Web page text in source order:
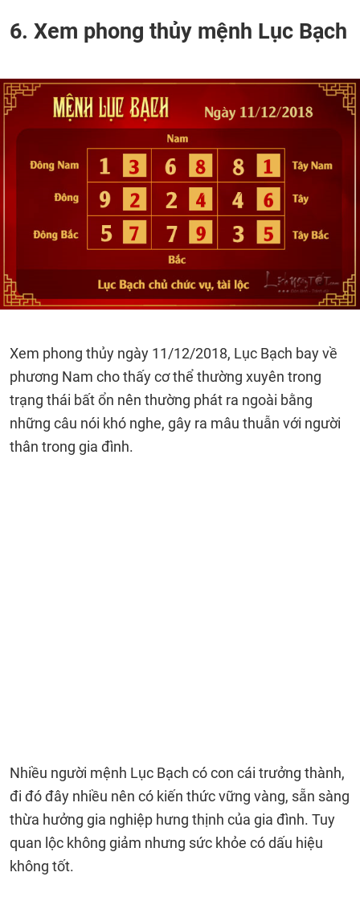
6. Xem phong thủy mệnh Lục Bạch
Xem phong thủy ngày 11/12/2018, Lục Bạch bay về
phương Nam cho thấy cơ thể thường xuyên trong
trạng thái bất ổn nên thường phát ra ngoài bằng
những câu nói khó nghe, gây ra mâu thuẫn với người
thân trong gia đình.
Nhiều người mệnh Lục Bạch có con cái trưởng thành,
đi đó đây nhiều nên có kiến thức vững vàng, sẵn sàng
thừa hưởng gia nghiệp hưng thịnh của gia đình. Tuy
quan lộc không giảm nhưng sức khỏe có dấu hiệu
không tốt.